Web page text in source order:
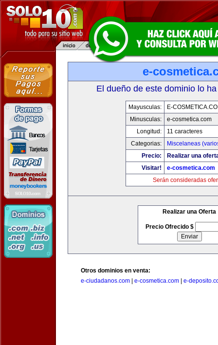
e-
El dueño de este dominio lo
Mayusculas:
E-
Minusculas:
e-cosmetica.com
Longitud:
11 caracteres
Categorias:
Miscelaneas
Precio:
Realizar una
Visitar!
e-cosmetica.com
Serán consideradas
Realizar una Oferta
Precio Ofrecido $
Otros dominios en venta:
e-ciudadanos.com
e-cosmetica.com e-